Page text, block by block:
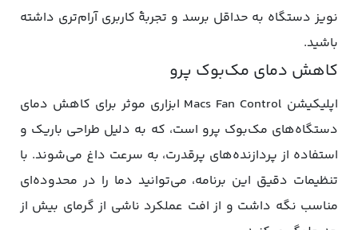
نویز دستگاه به حداقل برسد و تجربۀ کاربری آرام‌تری داشته
باشید.
کاهش دمای مک‌بوک پرو
اپلیکیشن Macs Fan Control ابزاری موثر برای کاهش دمای
دستگاه‌های مک‌بوک پرو است، که به دلیل طراحی باریک و
استفاده از پردازنده‌های پرقدرت، به سرعت داغ می‌شوند. با
تنظیمات دقیق این برنامه، می‌توانید دما را در محدوده‌ای
مناسب نگه داشت و از افت عملکرد ناشی از گرمای بیش‌ از